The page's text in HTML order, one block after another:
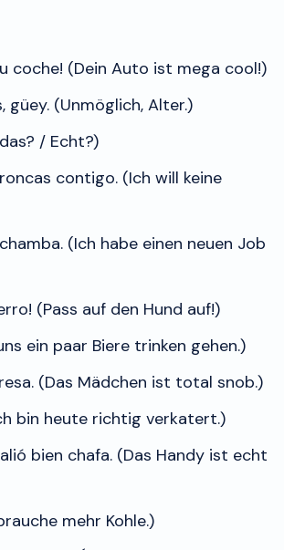
coche! (Dein Auto ist mega cool!)
güey. (Unmöglich, Alter.)
/ Echt?)
contigo. (Ich will keine
(Ich habe einen neuen Job
(Pass auf den Hund auf!)
ein paar Biere trinken gehen.)
(Das Mädchen ist total snob.)
bin heute richtig verkatert.)
bien chafa. (Das Handy ist echt
mehr Kohle.)